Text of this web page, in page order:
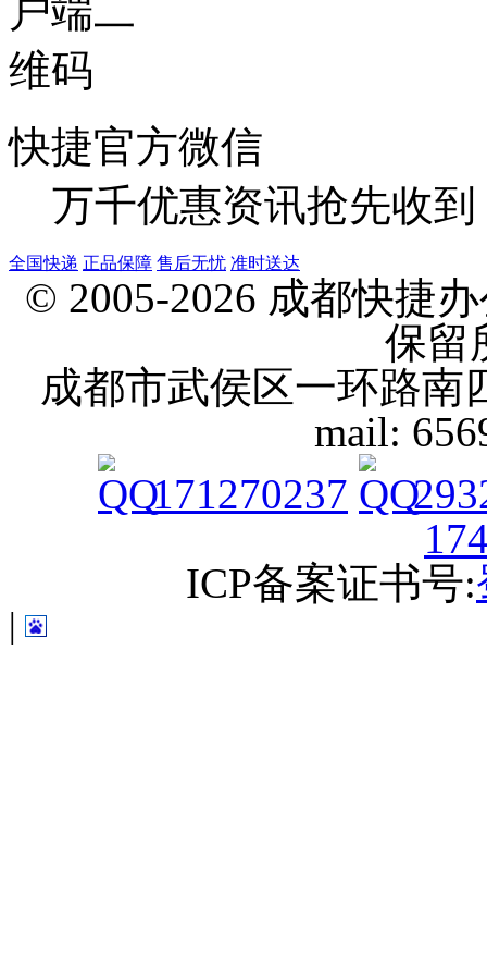
快捷官方微信
万千优惠资讯抢先收
全国快递 正品保障 售后无忧 准时送达
© 2005-2026 成都快捷
保留
成都市武侯区一环路南
mail:
171270237
ICP备案证书号:
|